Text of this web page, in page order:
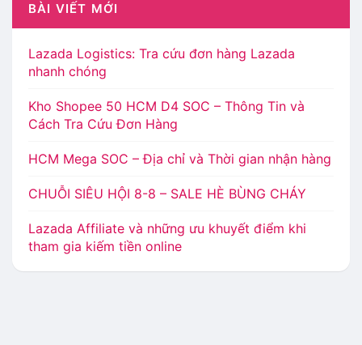
BÀI VIẾT MỚI
Lazada Logistics: Tra cứu đơn hàng Lazada
nhanh chóng
Kho Shopee 50 HCM D4 SOC – Thông Tin và
Cách Tra Cứu Đơn Hàng
HCM Mega SOC – Địa chỉ và Thời gian nhận hàng
CHUỖI SIÊU HỘI 8-8 – SALE HÈ BÙNG CHÁY
Lazada Affiliate và những ưu khuyết điểm khi
tham gia kiếm tiền online